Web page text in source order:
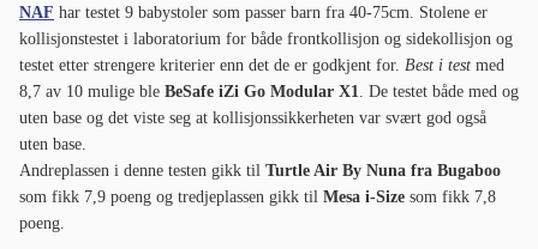
NAF har testet 9 babystoler som passer barn fra 40-75cm. Stolene er
kollisjonstestet i laboratorium for både frontkollisjon og sidekollisjon og
testet etter strengere kriterier enn det de er godkjent for. Best i test med
8,7 av 10 mulige ble BeSafe iZi Go Modular X1
. De testet både med og
uten base og det viste seg at kollisjonssikkerheten var svært god også
uten base.
Andreplassen i denne testen gikk til Turtle Air By Nuna fra Bugaboo
som fikk 7,9 poeng og tredjeplassen gikk til Mesa i-Size som fikk 7,8
poeng.